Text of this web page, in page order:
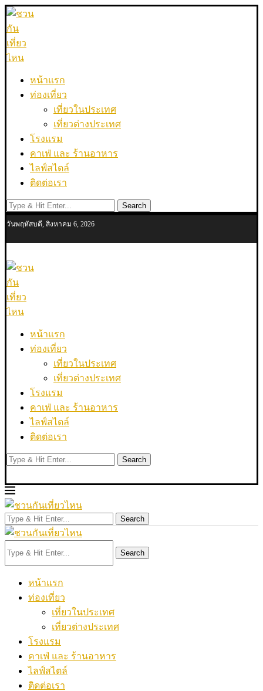
หน้าแรก
ท่องเที่ยว
เที่ยวในประเทศ
เที่ยวต่างประเทศ
โรงแรม
คาเฟ่ และ ร้านอาหาร
ไลฟ์สไตล์
ติดต่อเรา
Search
วันพฤหัสบดี, สิงหาคม 6, 2026
หน้าแรก
ท่องเที่ยว
เที่ยวในประเทศ
เที่ยวต่างประเทศ
โรงแรม
คาเฟ่ และ ร้านอาหาร
ไลฟ์สไตล์
ติดต่อเรา
Search
Search
Search
หน้าแรก
ท่องเที่ยว
เที่ยวในประเทศ
เที่ยวต่างประเทศ
โรงแรม
คาเฟ่ และ ร้านอาหาร
ไลฟ์สไตล์
ติดต่อเรา